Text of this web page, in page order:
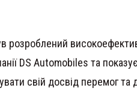
розроблений
DS Automobiles та
свій досвід перемог